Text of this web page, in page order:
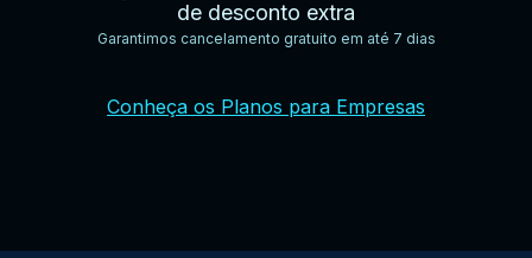
de desconto extra
Garantimos cancelamento gratuito em até 7 dias
Conheça os Planos para Empresas
Play